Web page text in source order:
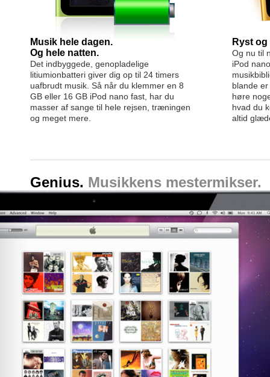
Musik hele dagen.
Og hele natten.
Det indbyggede, genopladelige
litiumionbatteri giver dig op til 24 timers
uafbrudt musik. Så når du klemmer en 8
GB eller 16 GB iPod nano fast, har du
masser af sange til hele rejsen, træningen
og meget mere.
Ryst
Og nu til
iPod
blande
høre
hvad du
altid
Genius. Musikkens mestermikser.